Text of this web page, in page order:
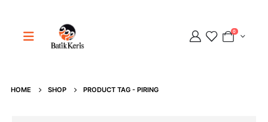
0
HOME SHOP PRODUCT TAG - PIRING